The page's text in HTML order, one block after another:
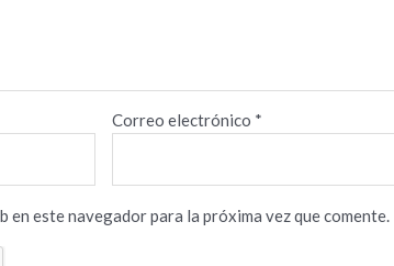
Correo electrónico *
este navegador para la próxima vez que comente.